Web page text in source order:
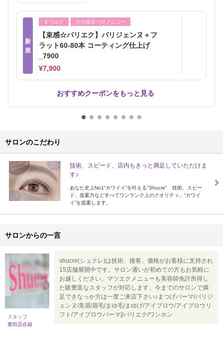
新
規
まつエク その他まつげメニュー
【束感☆パリエク】パリジェンヌ＋フ
ラット60-80本 コーティング仕上げ
_7900
¥7,900
おすすめクーポンをもっと見る
サロンのこだわり
技術、スピード、店内もきっと満足していただけま
す♪
あなた史上No1“カワイイ”を叶える"Shucre" 技術、スピー
ド、提案力などすべてワンランク上のクオリティ。“カワイ
イ”を提案します。
サロンからの一言
スタッフ
豊田店在籍
shucre(シュクレ)は技術、接客、価格がお客様に支持され
15店舗展開中です。サロン通いが初めての方もお気軽に
お越しください。マツエクメニューも美容師免許所得し
た験豊富なスタッフが対応します。今までのサロンで満
足できなっか方は一度ご来店下さい♪まつげパーマ/パリジ
ェンヌ/美眉/眉毛/まゆ毛/まゆげ/アイブロウ/アイブロウリ
フト/アイブロウパーマ]/パリエク/ワンホン